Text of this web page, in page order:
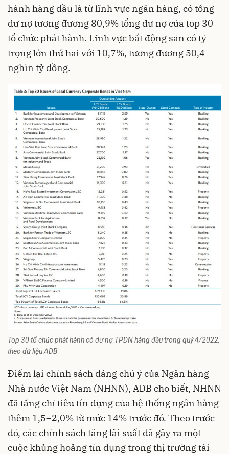
hành hàng đầu là từ lĩnh vực ngân hàng, có tổng
dư nợ tương đương 80,9% tổng dư nợ của top 30
tổ chức phát hành. Lĩnh vực bất động sản có tỷ
trọng lớn thứ hai với 10,7%, tương đương 50,4
nghìn tỷ đồng.
Top 30 tổ chức phát hành có dư nợ TPDN hàng đầu trong quý 4/2022,
theo dữ liệu ADB
Điểm lại chính sách đáng chú ý của Ngân hàng
Nhà nước Việt Nam (NHNN), ADB cho biết, NHNN
đã tăngchỉ tiêu tín dụngcủa hệ thống ngân hàng
thêm 1,5–2,0% từ mức 14% trước đó. Theo trước
đó, các chính sách tăng lãi suất đã gây ra một
cuộc khủng hoảng tín dụng trong thị trường tài